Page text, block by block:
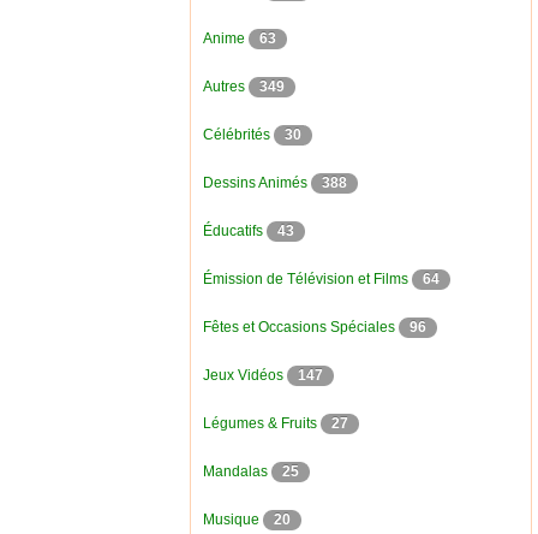
Anime 63
Autres 349
Célébrités 30
Dessins Animés 388
Éducatifs 43
Émission de Télévision et Films 64
Fêtes et Occasions Spéciales 96
Jeux Vidéos 147
Légumes & Fruits 27
Mandalas 25
Musique 20